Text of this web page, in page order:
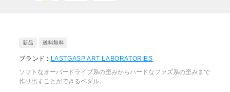
ブランド : LASTGASP ART LABORATORIES
ソフトなオーバードライブ系の歪みからハードなファズ系の歪みまで
作り出すことができるペダル。